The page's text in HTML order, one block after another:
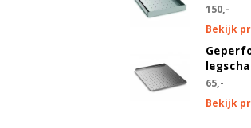
poten en zwenkwielen
din 58345 / 13277 kit
150,-
Bekijk
65,-
Bekijk